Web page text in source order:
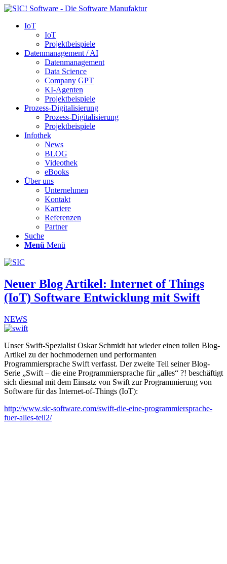
IoT
IoT
Projektbeispiele
Datenmanagement / AI
Datenmanagement
Data Science
Company GPT
KI-Agenten
Projektbeispiele
Prozess-Digitalisierung
Prozess-Digitalisierung
Projektbeispiele
Infothek
News
BLOG
Videothek
eBooks
Über uns
Unternehmen
Kontakt
Karriere
Referenzen
Partner
Suche
Menü Menü
Neuer Blog Artikel: Internet of Things
(IoT) Software Entwicklung mit Swift
NEWS
Unser Swift-Spezialist Oskar Schmidt hat wieder einen tollen Blog-
Artikel zu der hochmodernen und performanten
Programmiersprache Swift verfasst. Der zweite Teil seiner Blog-
Serie „Swift – die eine Programmiersprache für „alles“ ?! beschäftigt
sich diesmal mit dem Einsatz von Swift zur Programmierung von
Software für das Internet-of-Things (IoT):
http://www.sic-software.com/swift-die-eine-programmiersprache-
fuer-alles-teil2/